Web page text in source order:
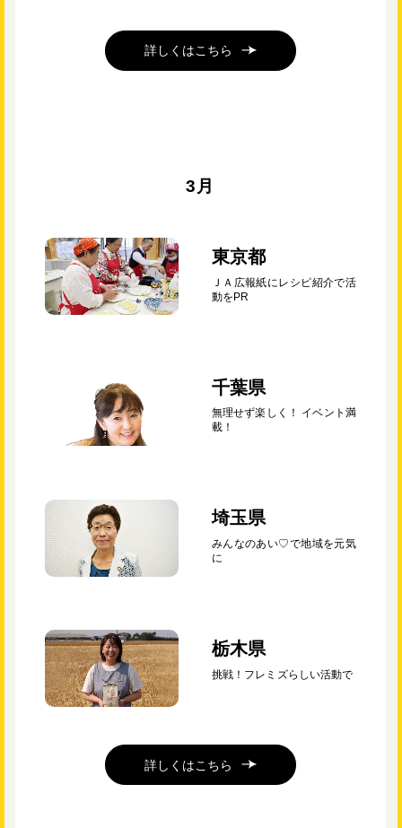
詳しくはこちら
3月
東京都
ＪＡ広報紙にレシピ紹介で活
動をPR
千葉県
無理せず楽しく！ イベント満
載！
埼玉県
みんなのあい♡で地域を元気
に
栃木県
挑戦！フレミズらしい活動で
詳しくはこちら